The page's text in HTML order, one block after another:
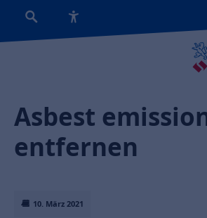
10. März 2021
Asbest
entfernen